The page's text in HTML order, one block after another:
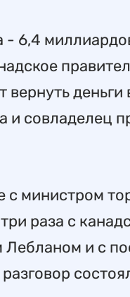
6,4
вернуть
и совладелец
с министром
раза с
и с